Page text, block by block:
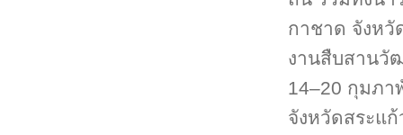
กาชาด จังหวั
งานสืบสานวั
14–20 กุมภา
จังหวัดสระแ